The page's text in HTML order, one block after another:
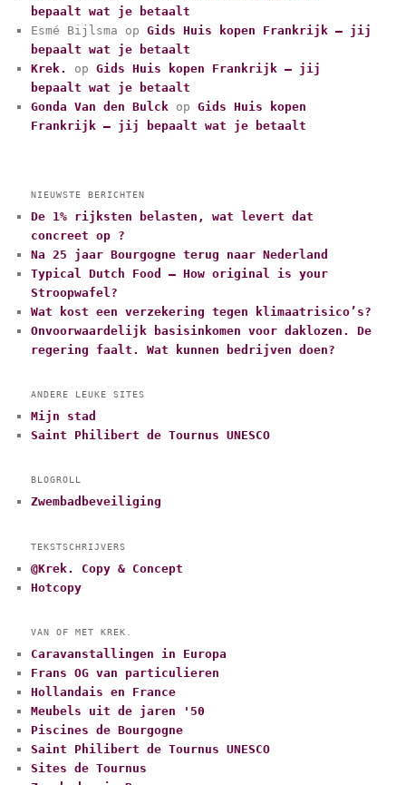
i
e
ë
bepaalt wat je betaalt
Esmé Bijlsma opGids Huis kopen Frankrijk – jij
bepaalt wat je betaalt
Krek.
opGids Huis kopen Frankrijk – jij
bepaalt wat je betaalt
Gonda Van den Bulck opGids Huis kopen
Frankrijk – jij bepaalt wat je betaalt
NIEUWSTE BERICHTEN
De 1% rijksten belasten, wat levert dat
concreet op ?
Na 25 jaar Bourgogne terug naar Nederland
Typical Dutch Food – How original is your
Stroopwafel?
Wat kost een verzekering tegen klimaatrisico’s?
Onvoorwaardelijk basisinkomen voor daklozen. De
regering faalt. Wat kunnen bedrijven doen?
ANDERE LEUKE SITES
Mijn stad
Saint Philibert de Tournus UNESCO
BLOGROLL
Zwembadbeveiliging
TEKSTSCHRIJVERS
@Krek. Copy & Concept
Hotcopy
VAN OF MET KREK.
Caravanstallingen in Europa
Frans OG van particulieren
Hollandais en France
Meubels uit de jaren '50
Piscines de Bourgogne
Saint Philibert de Tournus UNESCO
Sites de Tournus